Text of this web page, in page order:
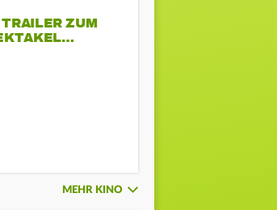
ZUM
MEHR KINO